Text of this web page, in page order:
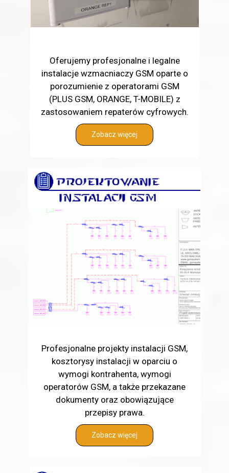
Oferujemy profesjonalne i legalne
instalacje wzmacniaczy GSM oparte o
porozumienie z operatorami GSM
(PLUS GSM, ORANGE, T-MOBILE) z
zastosowaniem repaterów cyfrowych.
Zobacz więcej
Profesjonalne projekty instalacji GSM,
kosztorysy instalacji w oparciu o
wymogi kontrahenta, wymogi
operatorów GSM, a także przekazane
dokumenty oraz obowiązujące
przepisy prawa.
Zobacz więcej